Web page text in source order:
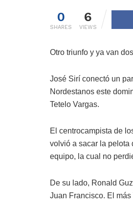
0
SHARES
6
VIEWS
Otro triunfo y ya van
José Sirí conectó un
Nordestanos este
Tetelo Vargas.
El centrocampista de
volvió a sacar la pelota
equipo, la cual no
De su lado, Ronald
Juan Francisco. El